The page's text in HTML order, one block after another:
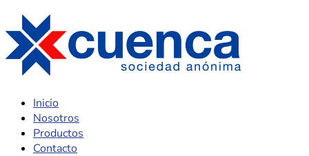
Inicio
Nosotros
Productos
Contacto